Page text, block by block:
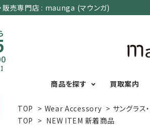
販売専門店 : maunga (マウンガ)
商品を探す 買取案内
TOP > Wear Accessory > サングラス
TOP > NEW ITEM 新着商品